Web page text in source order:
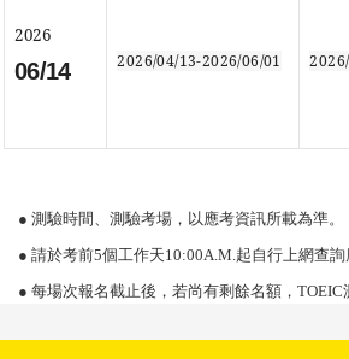
2026
06/14 2026/04/13-2026/06/01
● 測驗時間、測驗考場，以應考資訊所載為準。
● 請於考前5個工作天10:00A.M.起自行上網查
● 每場次報名截止後，若尚有剩餘名額，